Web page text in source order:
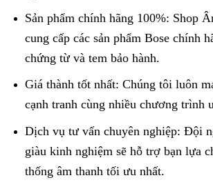
Sản phẩm chính hãng 100%: Shop
cung cấp các sản phẩm Bose chính
chứng từ và tem bảo hành.
Giá thành tốt nhất: Chúng tôi luôn
cạnh tranh cùng nhiều chương trình
Dịch vụ tư vấn chuyên nghiệp: Đội
giàu kinh nghiệm sẽ hỗ trợ bạn lựa
thống âm thanh tối ưu nhất.